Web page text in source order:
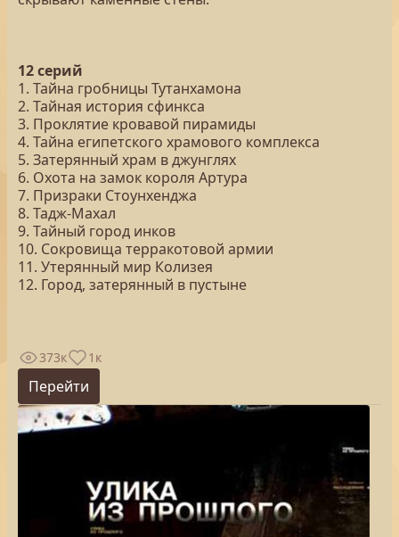
12 серий
1. Тайна гробницы Тутанхамона
2. Тайная история сфинкса
3. Проклятие кровавой пирамиды
4. Тайна египетского храмового комплекса
5. Затерянный храм в джунглях
6. Охота на замок короля Артура
7. Призраки Стоунхенджа
8. Тадж-Махал
9. Тайный город инков
10. Сокровища терракотовой армии
11. Утерянный мир Колизея
12. Город, затерянный в пустыне
373к 1к
Перейти